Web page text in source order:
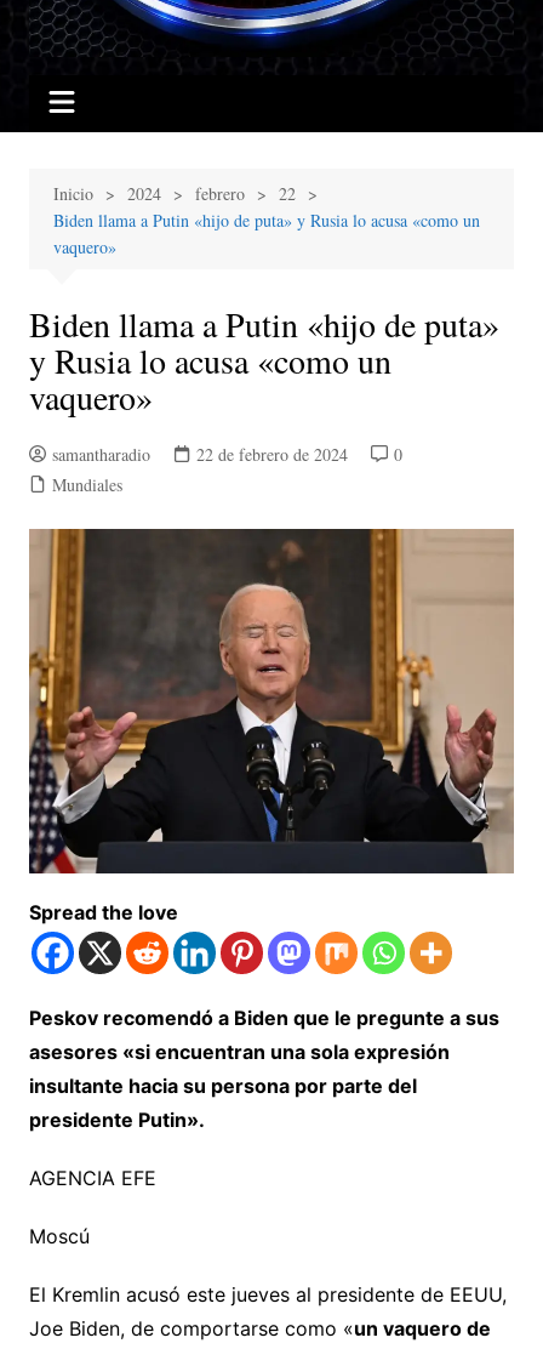
Inicio 2024 febrero
22
Biden llama a Putin «hijo de puta» y Rusia lo acusa «como un
vaquero»
Biden llama a Putin «hijo de puta»
y Rusia lo acusa «como un
vaquero»
samantharadio 22 de febrero de 2024
0
Mundiales
Spread the love
Peskov recomendó a Biden que le pregunte a sus
asesores «si encuentran una sola expresión
insultante hacia su persona por parte del
presidente Putin».
AGENCIA EFE
Moscú
El Kremlin acusó este jueves al presidente de EEUU,
Joe Biden, de comportarse como «un vaquero de